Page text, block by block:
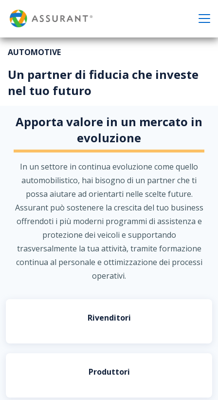
AUTOMOTIVE
Un partner di fiducia che investe
nel tuo futuro
Apporta valore in un mercato in
evoluzione
In un settore in continua evoluzione come quello
automobilistico, hai bisogno di un partner che ti
possa aiutare ad orientarti nelle scelte future.
Assurant può sostenere la crescita del tuo business
offrendoti i più moderni programmi di assistenza e
protezione dei veicoli e supportando
trasversalmente la tua attività, tramite formazione
continua al personale e ottimizzazione dei processi
operativi.
Rivenditori
Produttori